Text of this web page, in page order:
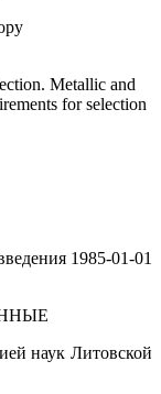
Metallic and
for selection
1985-01-01
наук Литовской